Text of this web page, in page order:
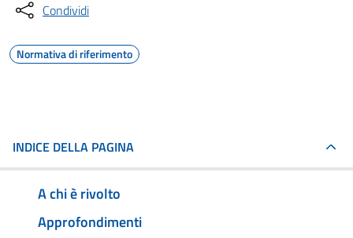
Condividi
Normativa di riferimento
INDICE DELLA PAGINA
A chi è rivolto
Approfondimenti